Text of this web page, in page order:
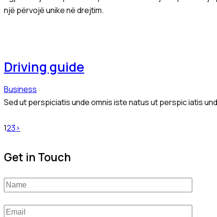
një përvojë unike në drejtim.
Driving guide
Business
Sed ut perspiciatis unde omnis iste natus ut perspic iatis
Posts
pagination
Page
1Page
2Page
3>
Get in Touch